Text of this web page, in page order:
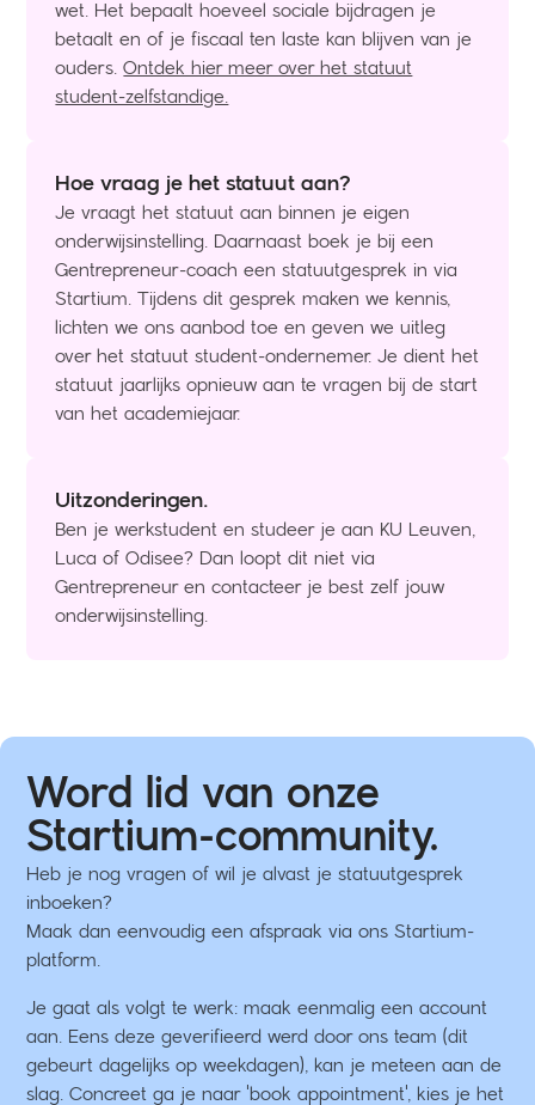
wet. Het bepaalt hoeveel sociale bijdragen je
betaalt en of je fiscaal ten laste kan blijven van je
ouders.Ontdek hier meer over het statuut
student-zelfstandige.
Hoe vraag je het statuut aan?
Je vraagt het statuut aan binnen je eigen
onderwijsinstelling. Daarnaast boek je bij een
Gentrepreneur-coach een statuutgesprek in via
Startium. Tijdens dit gesprek maken we kennis,
lichten we ons aanbod toe en geven we uitleg
over het statuut student-ondernemer. Je dient het
statuut jaarlijks opnieuw aan te vragen bij de start
van het academiejaar.
Uitzonderingen.
Ben je werkstudent en studeer je aan KU Leuven,
Luca of Odisee? Dan loopt dit niet via
Gentrepreneur en contacteer je best zelf jouw
onderwijsinstelling.
Word lid van onze
Startium-community.
Heb je nog vragen of wil je alvast je statuutgesprek
inboeken?
Maak dan eenvoudig een afspraak via ons Startium-
platform.
Je gaat als volgt te werk: maak eenmalig een account
aan. Eens deze geverifieerd werd door ons team (dit
gebeurt dagelijks op weekdagen), kan je meteen aan de
slag. Concreet ga je naar 'book appointment', kies je het